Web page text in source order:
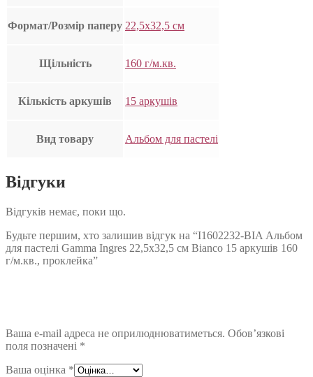
Формат/Розмір паперу 22,5х32,5 см
Щільність 160 г/м.кв.
Кількість аркушів 15 аркушів
Вид товару Альбом для пастелі
Відгуки
Відгуків немає, поки що.
Будьте першим, хто залишив відгук на “I1602232-BIA Альбом
для пастелі Gamma Ingres 22,5х32,5 см Bianco 15 аркушів 160
г/м.кв., проклейка”
Ваша e-mail адреса не оприлюднюватиметься. Обов’язкові
поля позначені *
Ваша оцінка *